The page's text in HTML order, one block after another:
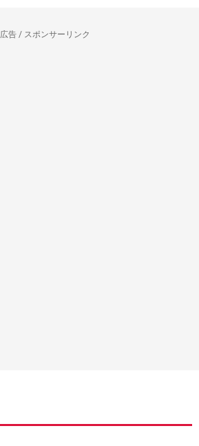
広告 / スポンサーリンク